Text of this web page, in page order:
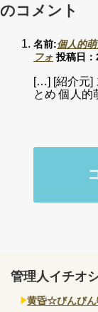
のコメント
名前:個人的
フォ 投稿日
[…] [紹介元]
とめ 個人
管理人イチオ
黄昏☆びんびん